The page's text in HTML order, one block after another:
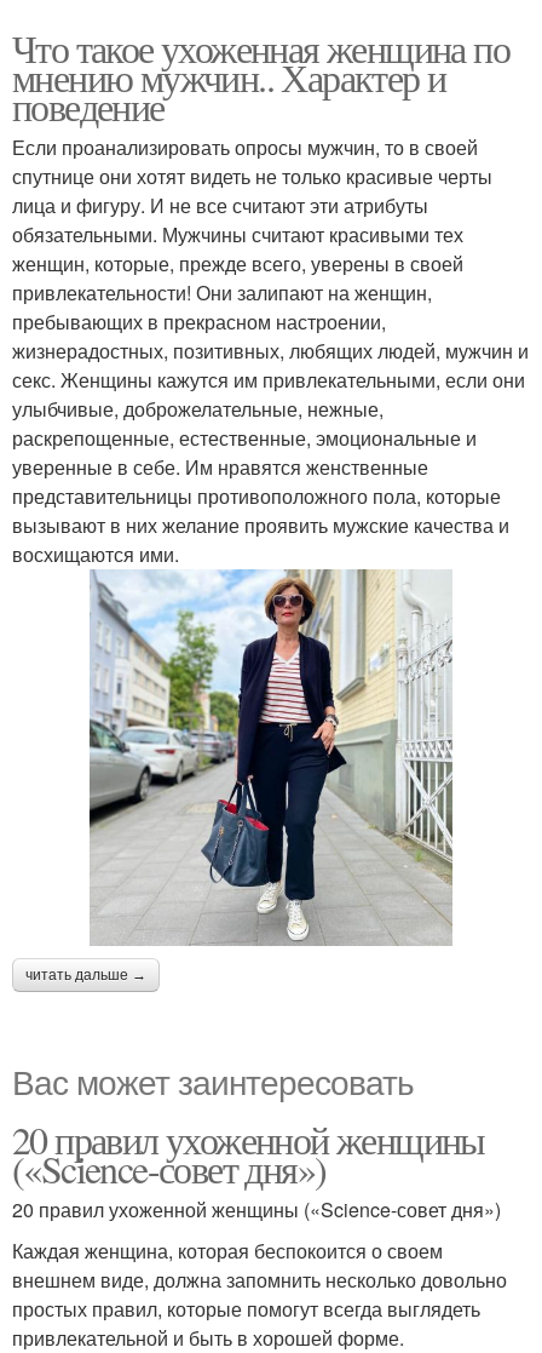
Что такое ухоженная женщина по
мнению мужчин.. Характер и
поведение
Если проанализировать опросы мужчин, то в своей
спутнице они хотят видеть не только красивые черты
лица и фигуру. И не все считают эти атрибуты
обязательными. Мужчины считают красивыми тех
женщин, которые, прежде всего, уверены в своей
привлекательности! Они залипают на женщин,
пребывающих в прекрасном настроении,
жизнерадостных, позитивных, любящих людей, мужчин и
секс. Женщины кажутся им привлекательными, если они
улыбчивые, доброжелательные, нежные,
раскрепощенные, естественные, эмоциональные и
уверенные в себе. Им нравятся женственные
представительницы противоположного пола, которые
вызывают в них желание проявить мужские качества и
восхищаются ими.
читать дальше →
Вас может заинтересовать
20 правил ухоженной женщины
(«Science-совет дня»)
20 правил ухоженной женщины («Science-совет дня»)
Каждая женщина, которая беспокоится о своем
внешнем виде, должна запомнить несколько довольно
простых правил, которые помогут всегда выглядеть
привлекательной и быть в хорошей форме.